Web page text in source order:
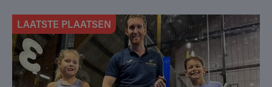
LAATSTE PLAATSEN